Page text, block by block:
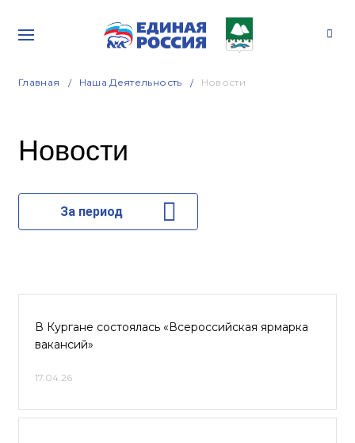
Главная Наша Деятельность Новости
Новости
За период
В Кургане состоялась «Всероссийская ярмарка
вакансий»
17.04.26